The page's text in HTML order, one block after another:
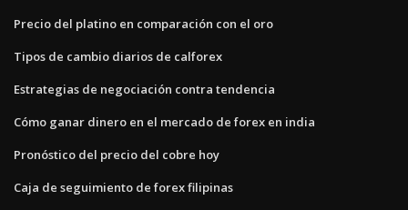
Precio del platino en comparación con el oro
Tipos de cambio diarios de calforex
Estrategias de negociación contra tendencia
Cómo ganar dinero en el mercado de forex en india
Pronóstico del precio del cobre hoy
Caja de seguimiento de forex filipinas